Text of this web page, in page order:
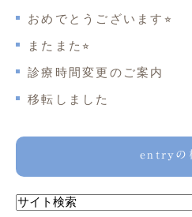
おめでとうございます⭐︎
またまた⭐︎
診療時間変更のご案内
移転しました
entryの